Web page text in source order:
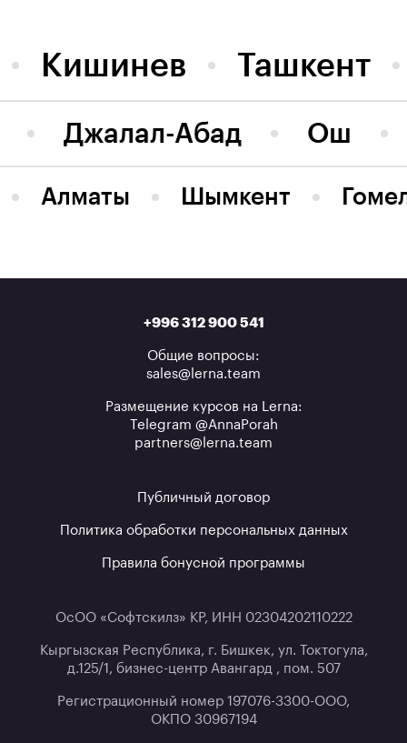
Кишинев Ташкент
Ош
Джалал-Абад
Алматы Шымкент
+996 312 900 541
Общие вопросы:
sales@lerna.team
Размещение курсов на Lerna:
Telegram @AnnaPorah
partners@lerna.team
Публичный договор
Политика обработки персональных данных
Правила бонусной программы
ОсОО «Софтскилз» КР, ИНН 02304202110222
Кыргызская Республика, г. Бишкек, ул. Токтогула,
д.125/1, бизнес-центр Авангард , пом. 507
Регистрационный номер 197076-3300-ООО,
ОКПО 30967194